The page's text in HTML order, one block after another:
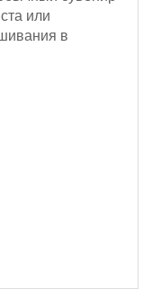
или
в